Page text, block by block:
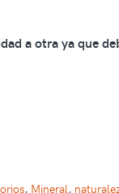
a otra ya que
, Mineral,